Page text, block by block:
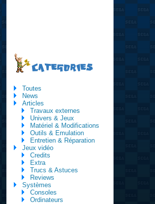
CATEGORIES
Toutes
News
Articles
Travaux externes
Univers & Jeux
Matériel & Modifications
Outils & Emulation
Entretien & Réparation
Jeux vidéo
Credits
Extra
Trucs & Astuces
Reviews
Systèmes
Consoles
Ordinateurs